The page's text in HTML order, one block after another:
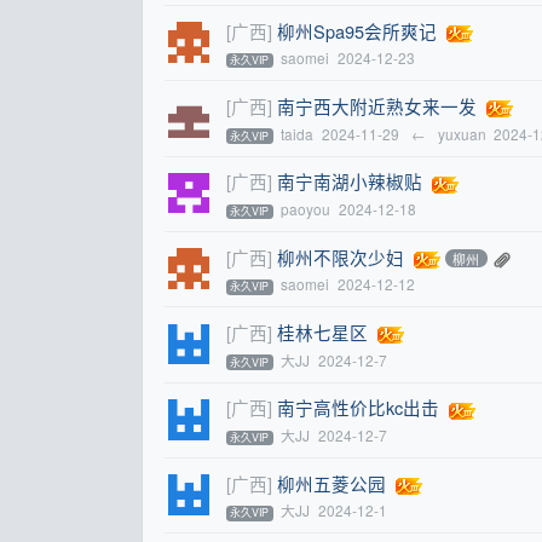
[广西] 柳州Spa95会所爽记
永久VIP saomei 2024-12-23
[广西] 南宁西大附近熟女来一发
永久VIP taida 2024-11-29 ← yuxuan 2024-
[广西] 南宁南湖小辣椒贴
永久VIP paoyou 2024-12-18
[广西] 柳州不限次少妇 柳州
永久VIP saomei 2024-12-12
[广西] 桂林七星区
永久VIP 大JJ 2024-12-7
[广西] 南宁高性价比kc出击
永久VIP 大JJ 2024-12-7
[广西] 柳州五菱公园
永久VIP 大JJ 2024-12-1